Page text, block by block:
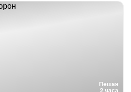
Пешая
2 часа